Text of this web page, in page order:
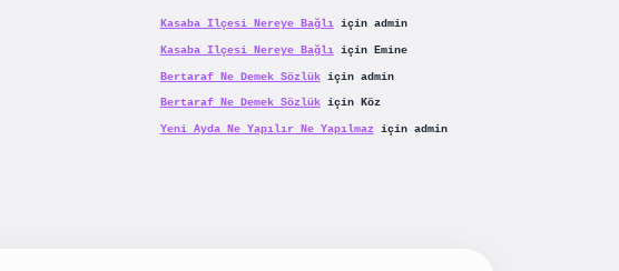
Kasaba Ilçesi Nereye Bağlıiçin admin
Kasaba Ilçesi Nereye Bağlıiçin Emine
Bertaraf Ne Demek Sözlükiçin admin
Bertaraf Ne Demek Sözlükiçin Köz
Yeni Ayda Ne Yapılır Ne Yapılmaziçin admin